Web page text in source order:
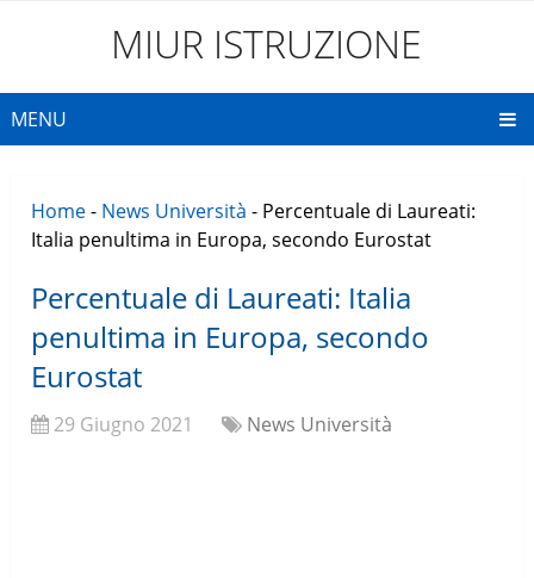
MIUR ISTRUZIONE
MENU
Home- News Università - Percentuale di Laureati:
Italia penultima in Europa, secondo Eurostat
Percentuale di Laureati: Italia
penultima in Europa, secondo
Eurostat
29 Giugno 2021 News Università